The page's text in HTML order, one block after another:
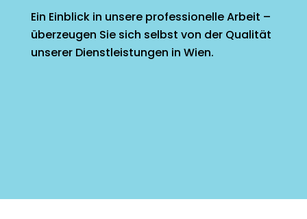
Ein Einblick in unsere professionelle Arbeit –
überzeugen Sie sich selbst von der Qualität
unserer Dienstleistungen in Wien.